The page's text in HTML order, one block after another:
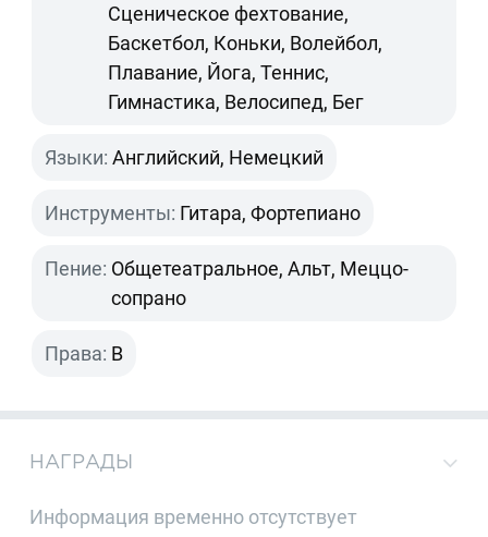
Сценическое фехтование,
Баскетбол, Коньки, Волейбол,
Плавание, Йога, Теннис,
Гимнастика, Велосипед, Бег
Языки: Английский, Немецкий
Инструменты: Гитара, Фортепиано
Пение: Общетеатральное, Альт, Меццо-
сопрано
Права: B
НАГРАДЫ
Информация временно отсутствует